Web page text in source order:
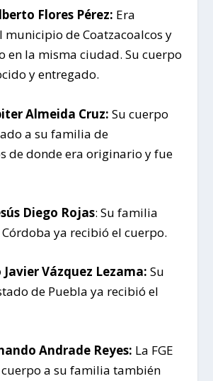
Flores Pérez: Era
de Coatzacoalcos y
en la misma ciudad. Su cuerpo
y entregado.
Almeida Cruz: Su cuerpo
a su familia de
de donde era originario y fue
Diego Rojas: Su familia
ya recibió el cuerpo.
Javier Vázquez Lezama: Su
de Puebla ya recibió el
Andrade Reyes: La FGE
a su familia también